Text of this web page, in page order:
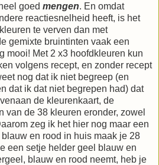
goed mengen. En omdat
reactiesnelheid heeft, is het
te verven dan met
gemixte bruintinten vaak een
mooi! Met 2 x3 hoofdkleuren kun
volgens recept, en zonder recept
nog dat ik niet begreep (en
dat ik dat niet begrepen had) dat
de kleurenkaart, de
van de 38 kleuren eronder, zowel
zeg ik het hier nog maar een
en rood in huis maak je 28
een setje helder geel blauw en
blauw en rood neemt, heb je